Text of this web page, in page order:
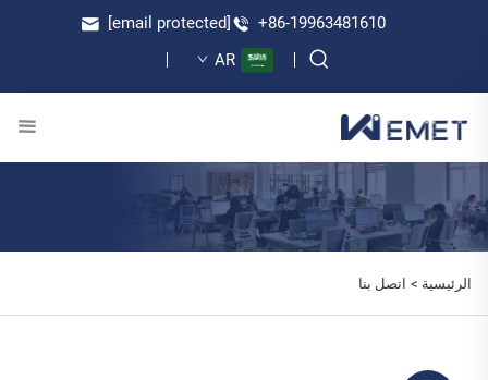
+86-19963481610
[email protected]
AR
الرئيسية > اتصل بنا